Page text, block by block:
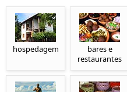
hospedagem
bares e
restaurantes